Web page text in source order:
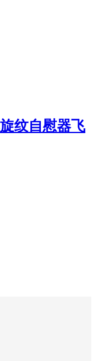
纹自慰器飞